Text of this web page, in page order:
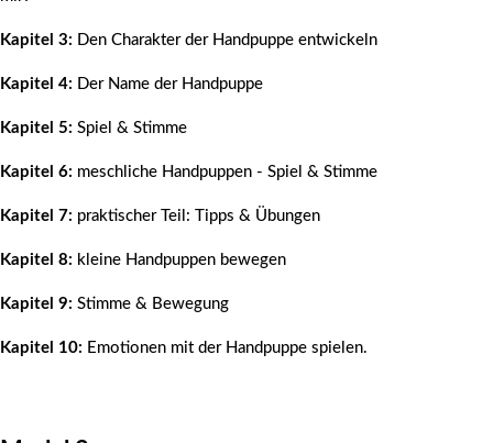
Kapitel 3: Den Charakter der Handpuppe entwickeln
Kapitel 4: Der Name der Handpuppe
Kapitel 5: Spiel & Stimme
Kapitel 6: meschliche Handpuppen - Spiel & Stimme
Kapitel 7: praktischer Teil: Tipps & Übungen
Kapitel 8: kleine Handpuppen bewegen
Kapitel 9: Stimme & Bewegung
Kapitel 10: Emotionen mit der Handpuppe spielen.